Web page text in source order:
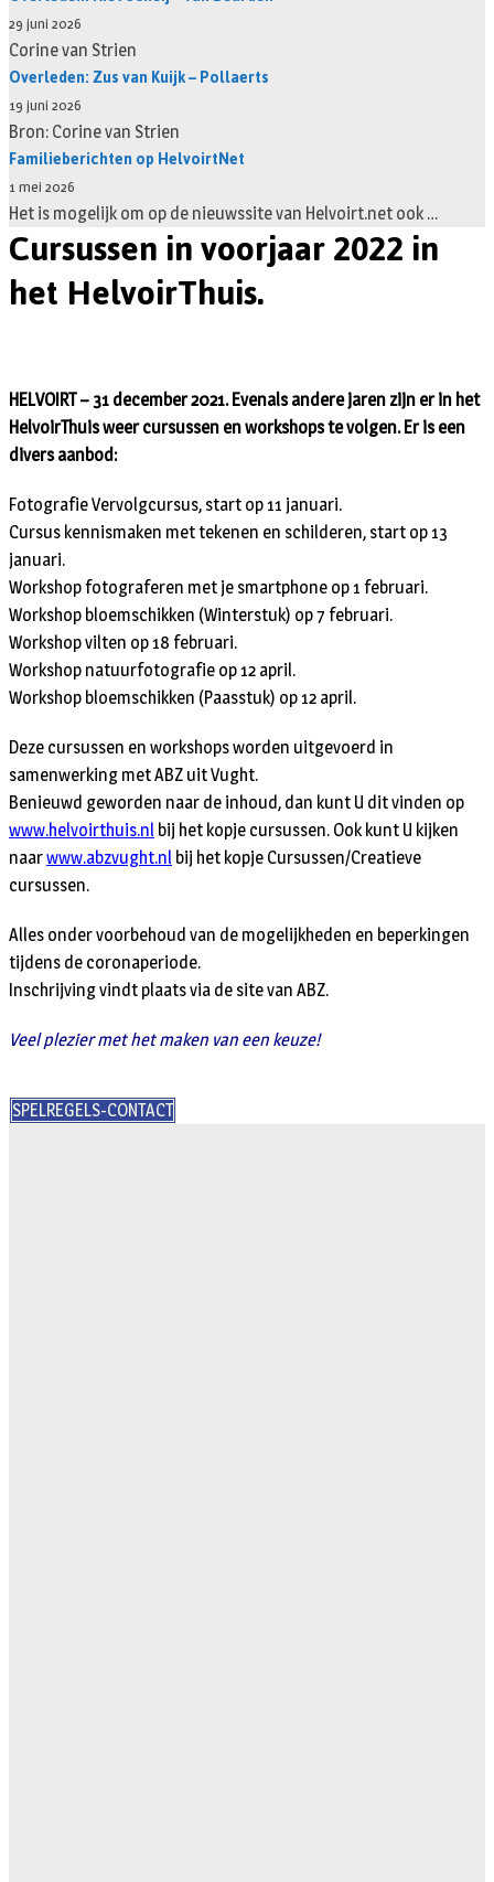
29 juni 2026
Corine van Strien
Overleden: Zus van Kuijk – Pollaerts
19 juni 2026
Bron: Corine van Strien
Familieberichten op HelvoirtNet
1 mei 2026
Het is mogelijk om op de nieuwssite van Helvoirt.net ook …
Cursussen in voorjaar 2022 in
het HelvoirThuis.
HELVOIRT – 31 december 2021. Evenals andere jaren zijn er in het
HelvoirThuis weer cursussen en workshops te volgen. Er is een
divers aanbod:
Fotografie Vervolgcursus, start op 11 januari.
Cursus kennismaken met tekenen en schilderen, start op 13
januari.
Workshop fotograferen met je smartphone op 1 februari.
Workshop bloemschikken (Winterstuk) op 7 februari.
Workshop vilten op 18 februari.
Workshop natuurfotografie op 12 april.
Workshop bloemschikken (Paasstuk) op 12 april.
Deze cursussen en workshops worden uitgevoerd in
samenwerking met ABZ uit Vught.
Benieuwd geworden naar de inhoud, dan kunt U dit vinden op
www.helvoirthuis.nl bij het kopje cursussen. Ook kunt U kijken
naarwww.abzvught.nl bij het kopje Cursussen/Creatieve
cursussen.
Alles onder voorbehoud van de mogelijkheden en beperkingen
tijdens de coronaperiode.
Inschrijving vindt plaats via de site van ABZ.
Veel plezier met het maken van een keuze!
SPELREGELS-CONTACT